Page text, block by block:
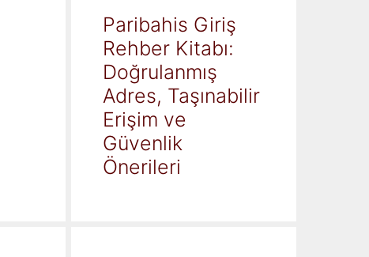
Paribahis Giriş
Rehber Kitabı:
Doğrulanmış
Adres, Taşınabilir
Erişim ve
Güvenlik
Önerileri